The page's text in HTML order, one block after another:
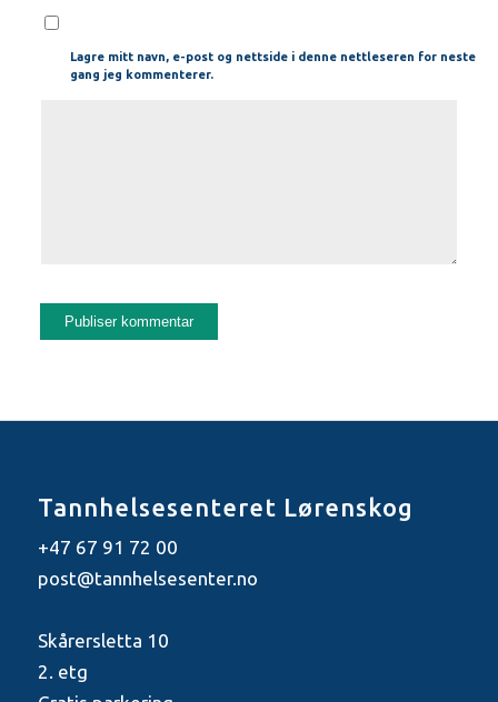
Lagre mitt navn, e-post og nettside i denne nettleseren for neste
gang jeg kommenterer.
Tannhelsesenteret Lørenskog
+47 67 91 72 00
post@tannhelsesenter.no
Skårersletta 10
2. etg